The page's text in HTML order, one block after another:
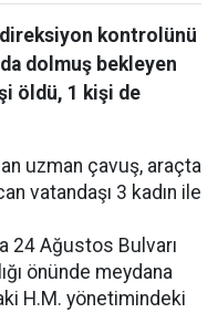
direksiyon kontrolünü
dolmuş bekleyen
öldü, 1 kişi de
uzman çavuş, araçta
vatandaşı 3 kadın ile
24 Ağustos Bulvarı
önünde meydana
H.M. yönetimindeki